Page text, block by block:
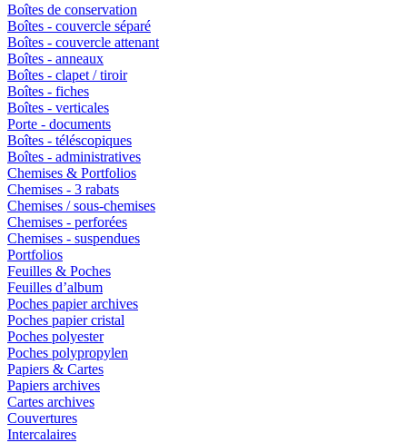
Boîtes de conservation
Boîtes - couvercle séparé
Boîtes - couvercle attenant
Boîtes - anneaux
Boîtes - clapet / tiroir
Boîtes - fiches
Boîtes - verticales
Porte - documents
Boîtes - téléscopiques
Boîtes - administratives
Chemises & Portfolios
Chemises - 3 rabats
Chemises / sous-chemises
Chemises - perforées
Chemises - suspendues
Portfolios
Feuilles & Poches
Feuilles d’album
Poches papier archives
Poches papier cristal
Poches polyester
Poches polypropylen
Papiers & Cartes
Papiers archives
Cartes archives
Couvertures
Intercalaires